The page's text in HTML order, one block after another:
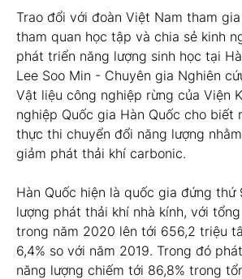
Trao đổi với đoàn Việt Nam tham
tham quan học tập và chia sẻ kinh
phát triển năng lượng sinh học tại
Lee Soo Min - Chuyên gia Nghiên
Vật liệu công nghiệp rừng của Viện
nghiệp Quốc gia Hàn Quốc cho biết
thực thi chuyển đổi năng lượng
giảm phát thải khí carbonic.
Hàn Quốc hiện là quốc gia đứng thứ
lượng phát thải khí nhà kính, với
trong năm 2020 lên tới 656,2 triệu
6,4% so với năm 2019. Trong đó
năng lượng chiếm tới 86,8% trong